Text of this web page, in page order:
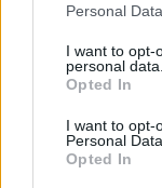
Personal
I want to opt-
personal data.
Opted In
I want to opt-
Personal Data.
Opted In
netiktu sodīti.
laulātā
konfiscēt tikai
laulātajam atgūt
kompensāciju